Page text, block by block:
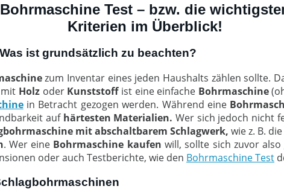
Bohrmaschine Test – bzw. die
Kriterien im Überblick!
ist grundsätzlich zu beachten?
zum Inventar eines jeden Haushalts zählen sollte.
Holzoder Kunststoffist eine einfache Bohrmaschine
in Betracht gezogen werden. Während eine
auf härtesten Materialien. Wer sich jedoch nicht
mit abschaltbarem Schlagwerk, wie z. B. die
. Wer eine Bohrmaschine kaufen will, sollte sich zuvor
oder auch Testberichte, wie den Bohrmaschine Test